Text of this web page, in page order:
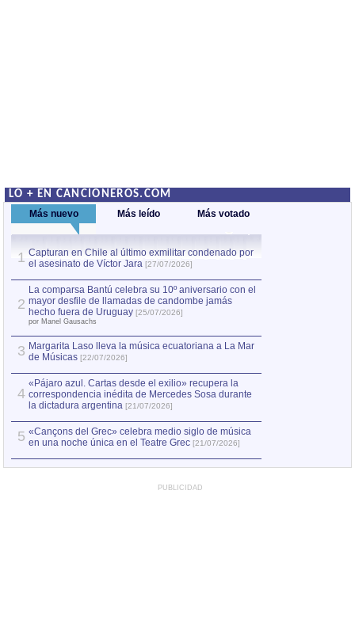
LO + EN CANCIONEROS.COM
Más nuevo Más leído Más votado
1 Capturan en Chile al último exmilitar condenado por
el asesinato de Víctor Jara [27/07/2026]
2
La comparsa Bantú celebra su 10º aniversario con el
mayor desfile de llamadas de candombe jamás
hecho fuera de Uruguay [25/07/2026]
por Manel Gausachs
3 Margarita Laso lleva la música ecuatoriana a La Mar
de Músicas [22/07/2026]
4
«Pájaro azul. Cartas desde el exilio» recupera la
correspondencia inédita de Mercedes Sosa durante
la dictadura argentina [21/07/2026]
5 «Cançons del Grec» celebra medio siglo de música
en una noche única en el Teatre Grec [21/07/2026]
PUBLICIDAD